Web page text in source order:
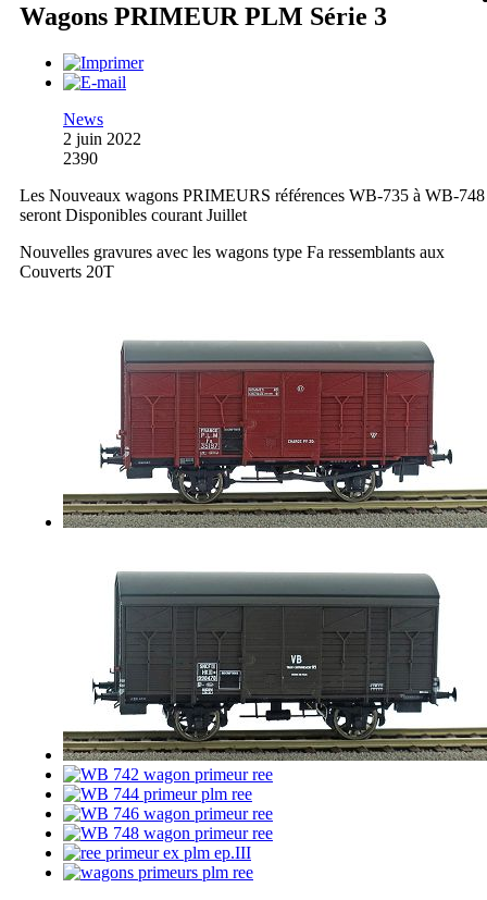
Wagons PRIMEUR PLM Série 3
News
2 juin 2022
2390
Les Nouveaux wagons PRIMEURS références WB-735 à WB-748
seront Disponibles courant Juillet
Nouvelles gravures avec les wagons type Fa ressemblants aux
Couverts 20T